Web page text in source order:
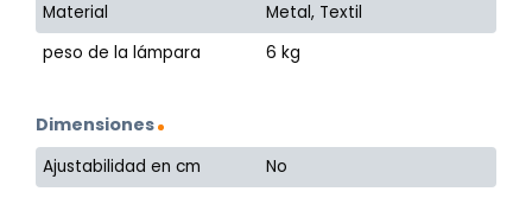
Material
Metal, Textil
peso de la lámpara
6 kg
Dimensiones
Ajustabilidad en cm No